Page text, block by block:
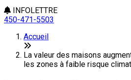
INFOLETTRE
450-471-5503
Accueil
La valeur des maisons
les zones à faible risque